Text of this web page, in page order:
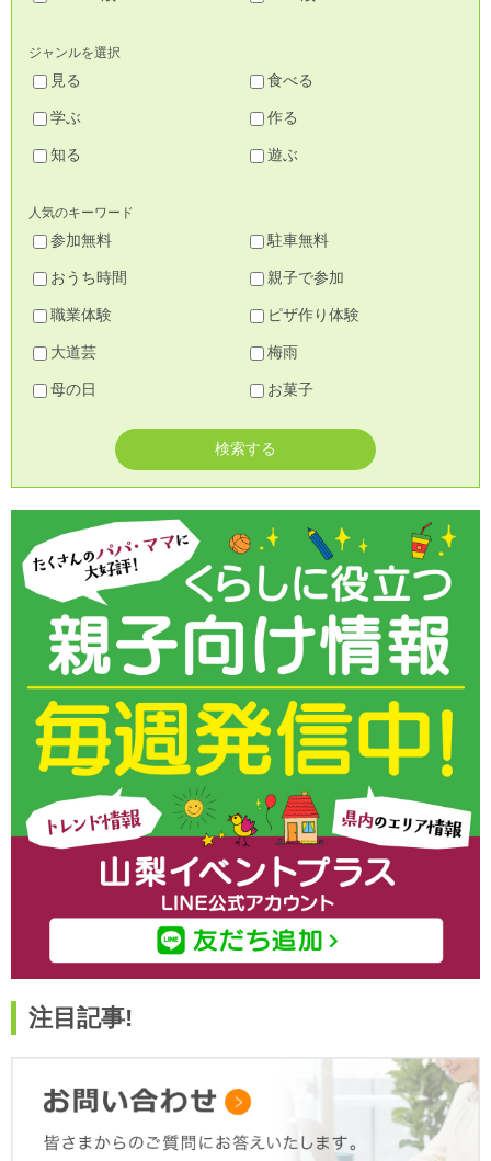
ジャンルを選択
見る 食べる
学ぶ 作る
知る 遊ぶ
人気のキーワード
参加無料 駐車無料
おうち時間 親子で参加
職業体験 ピザ作り体験
大道芸 梅雨
母の日 お菓子
注目記事!